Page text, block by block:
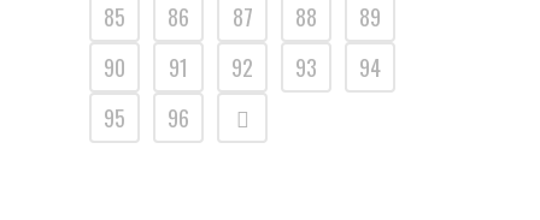
85
86 87 88
89
90
91 92 93
94
95
96